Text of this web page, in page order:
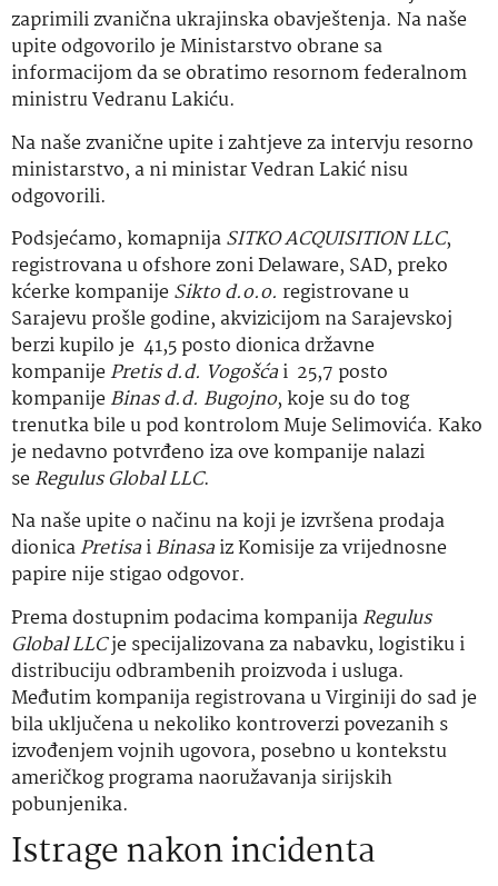
zaprimili zvanična ukrajinska obavještenja. Na naše
upite odgovorilo je Ministarstvo obrane sa
informacijom da se obratimo resornom federalnom
ministru Vedranu Lakiću.
Na naše zvanične upite i zahtjeve za intervju resorno
ministarstvo, a ni ministar Vedran Lakić nisu
odgovorili.
Podsjećamo, komapnijaSITKO ACQUISITION LLC,
registrovana u ofshore zoni Delaware, SAD, preko
kćerke kompanijeSikto d.o.o. registrovane u
Sarajevu prošle godine, akvizicijom na Sarajevskoj
berzi kupilo je 41,5 posto dionica državne
kompanijePretis d.d. Vogošćai 25,7 posto
kompanijeBinas d.d. Bugojno, koje su do tog
trenutka bile u pod kontrolom Muje Selimovića. Kako
je nedavno potvrđeno iza ove kompanije nalazi
seRegulus Global LLC.
Na naše upite o načinu na koji je izvršena prodaja
dionicaPretisaiBinasaiz Komisije za vrijednosne
papire nije stigao odgovor.
Prema dostupnim podacima kompanijaRegulus
Global LLCje specijalizovana za nabavku, logistiku i
distribuciju odbrambenih proizvoda i usluga.
Međutim kompanija registrovana u Virginiji do sad je
bila uključena u nekoliko kontroverzi povezanih s
izvođenjem vojnih ugovora, posebno u kontekstu
američkog programa naoružavanja sirijskih
pobunjenika.
Istrage nakon incidenta